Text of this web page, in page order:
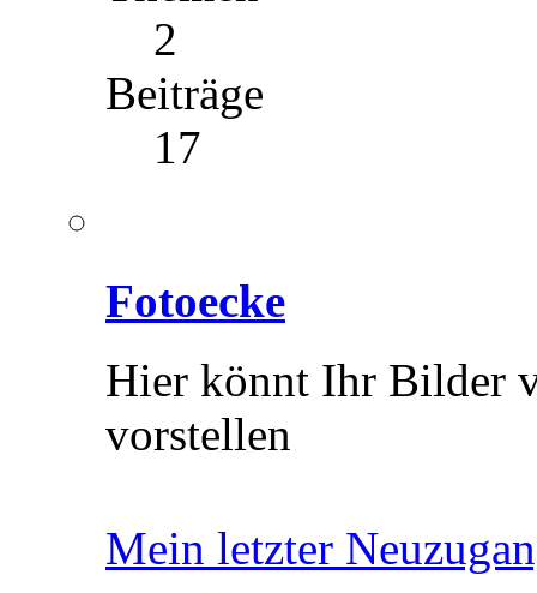
2
Beiträge
17
Fotoecke
Hier könnt Ihr Bilder
vorstellen
Mein letzter